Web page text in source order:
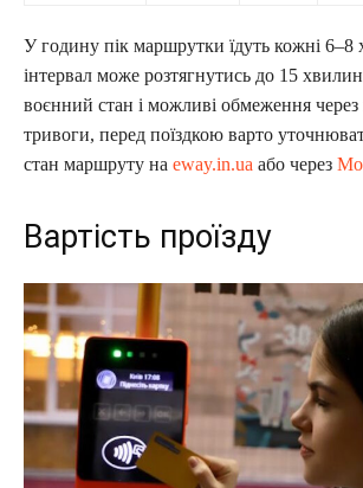
У годину пік маршрутки їдуть кожні 6–8
інтервал може розтягнутись до 15
воєнний стан і можливі обмеження через
тривоги, перед поїздкою варто
стан маршруту на eway.in.ua або через
Вартість проїзду